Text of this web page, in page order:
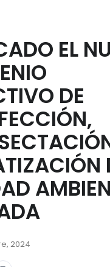
EL
DE
2024